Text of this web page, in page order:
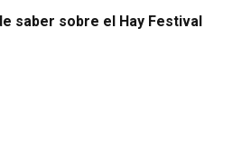
saber sobre el Hay Festival